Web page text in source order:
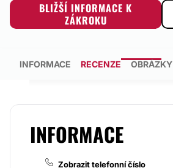
BLIŽŠÍ INFORMACE K
ZÁKROKU
INFORMACE RECENZE OBRÁZKY
INFORMACE
Zobrazit telefonní číslo